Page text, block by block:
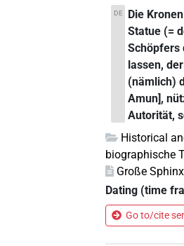
DE
Die
Statue (=
Schöpfers
lassen,
(nämlich)
Amun],
Autorität,
Historical
biographische
Große
Dating (time
Go to/cite